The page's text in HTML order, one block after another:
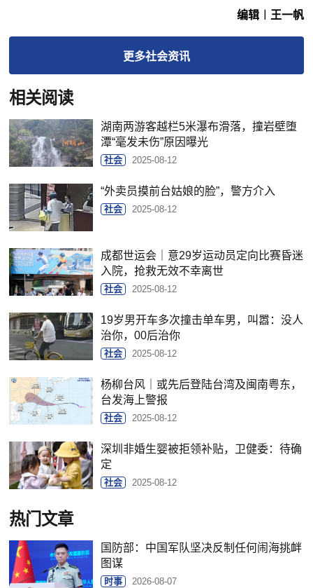
编辑︱王一帆
更多社会资讯
相关阅读
湖南两游客越栏5米瀑布滑落，撞岩壁堕
潭“毫发未伤”原因曝光
社会 2025-08-12
“外卖员摸前台姑娘的脸”，警方介入
社会 2025-08-12
成都世运会｜意29岁运动员定向比赛昏迷
入院，抢救无效不幸离世
社会 2025-08-12
19岁男开车多次撞击单车男，叫嚣：没人
治你，00后治你
社会 2025-08-12
杨柳台风｜或先后登陆台湾及闽南粤东，
台发海上警报
社会 2025-08-12
深圳非婚生婴被拒领补贴，卫健委：待确
定
社会 2025-08-12
热门文章
国防部：中国军队坚决反制任何闹海挑衅
图谋
时事 2026-08-07